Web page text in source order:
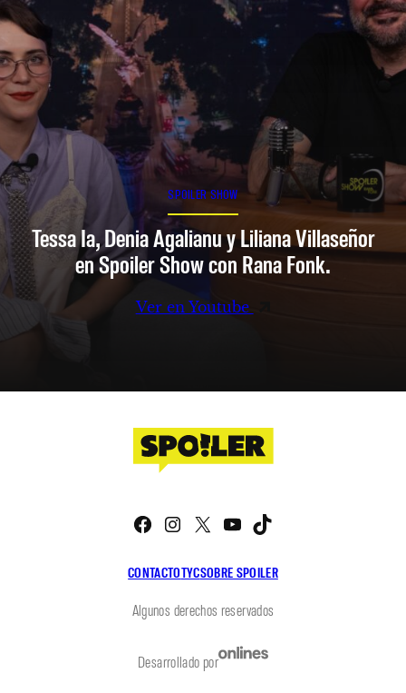
SPOILER SHOW
Tessa Ia, Denia Agalianu y Liliana Villaseñor
en Spoiler Show con Rana Fonk.
Ver en Youtube
CONTACTOTYCSOBRE SPOILER
Facebook
Instagram
X YouTube
Algunos derechos reservados
Desarrollado por